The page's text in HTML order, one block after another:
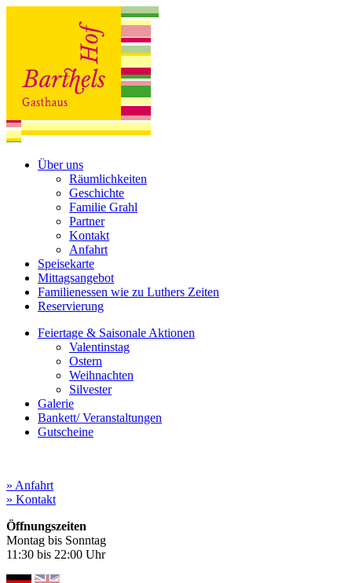
Über uns
Räumlichkeiten
Geschichte
Familie Grahl
Partner
Kontakt
Anfahrt
Speisekarte
Mittagsangebot
Familienessen wie zu Luthers Zeiten
Reservierung
Feiertage & Saisonale Aktionen
Valentinstag
Ostern
Weihnachten
Silvester
Galerie
Bankett/ Veranstaltungen
Gutscheine
» Anfahrt
» Kontakt
Öffnungszeiten
Montag bis Sonntag
11:30 bis 22:00 Uhr